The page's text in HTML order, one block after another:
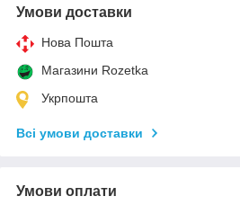
Умови доставки
Нова Пошта
Магазини Rozetka
Укрпошта
Всі умови доставки
Умови оплати